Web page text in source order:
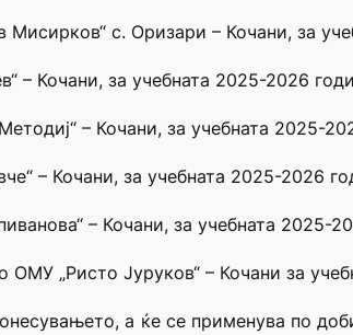
с. Оризари – Кочани, за
– Кочани, за учебната 2025-2026
– Кочани, за учебната 2025-
– Кочани, за учебната 2025-2026
– Кочани, за учебната 2025-
„Ристо Јуруков“ – Кочани за
а ќе се применува по